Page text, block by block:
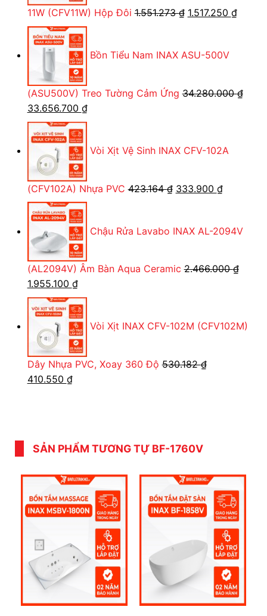
11W (CFV11W) Hộp Đôi 1.551.273₫ Giá
1.551.273 ₫.
1.517.250 ₫Giá
Bồn Tiểu Nam INAX ASU-500V
(ASU500V) Treo Tường Cảm Ứng 34.280.000₫
Giá
gốc
là:
34.280.000 ₫.
33.656.700 ₫Giá
hiện
là:
Vòi Xịt Vệ Sinh INAX CFV-102A
(CFV102A) Nhựa PVC 423.164₫ Giá
423.164 ₫.
333.900 ₫Giá
là:
Chậu Rửa Lavabo INAX AL-2094V
(AL2094V) Âm Bàn Aqua Ceramic 2.466.000₫
Giá
gốc
là:
2.466.000 ₫.
1.955.100 ₫Giá
hiện
tại
là:
1.955.100 ₫.
Vòi Xịt INAX CFV-102M (CFV102M)
Dây Nhựa PVC, Xoay 360 Độ 530.182₫
Giá
410.550 ₫Giá
SẢN PHẨM TƯƠNG TỰ BF-1760V